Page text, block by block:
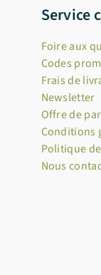
Service
Foire aux
Codes
Frais de
Newsletter
Offre de
Conditions
Politique
Nous